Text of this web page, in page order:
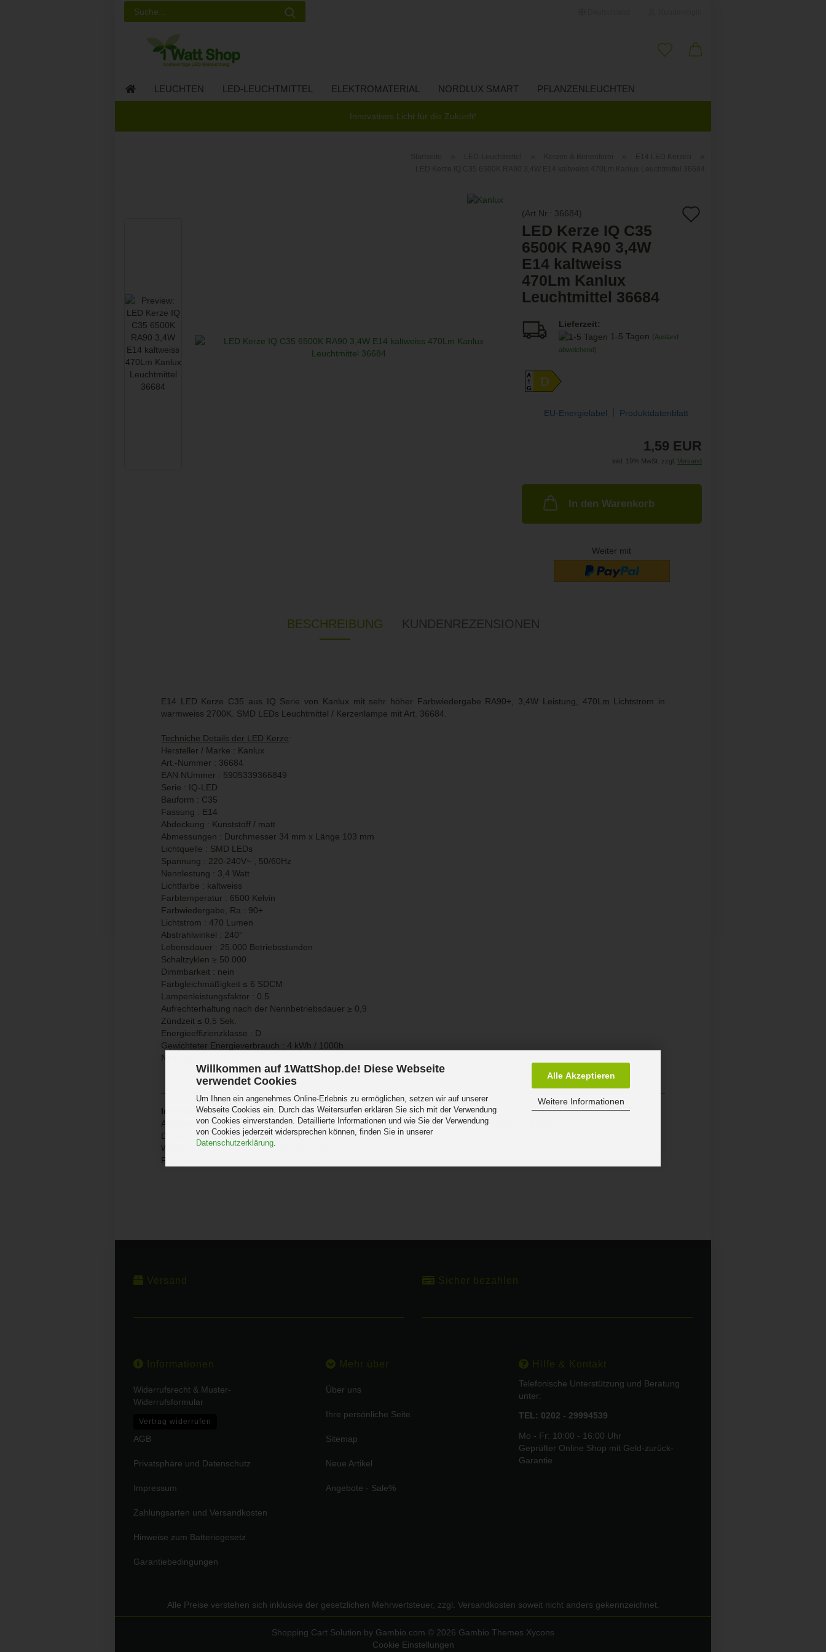
Willkommen auf 1WattShop.de! Diese Webseite
verwendet Cookies
Um Ihnen ein angenehmes Online-Erlebnis zu ermöglichen, setzen wir auf unserer
Webseite Cookies ein. Durch das Weitersurfen erklären Sie sich mit der Verwendung
von Cookies einverstanden. Detaillierte Informationen und wie Sie der Verwendung
von Cookies jederzeit widersprechen können, finden Sie in unserer
Datenschutzerklärung.
Alle Akzeptieren
Weitere Informationen
Innovatives Licht für die Zukunft!
LEUCHTEN LED-LEUCHTMITTEL ELEKTROMATERIAL NORDLUX SMART PFLANZENLEUCHTEN
(Art.Nr.: 36684)
LED Kerze IQ C35
6500K RA90 3,4W
E14 kaltweiss
470Lm Kanlux
Leuchtmittel 36684
Lieferzeit:
1-5 Tagen (Ausland
abweichend)
A
GD
EU-Energielabel Produktdatenblatt
1,59 EUR
inkl. 19% MwSt. zzgl. Versand
In den Warenkorb
Weiter mit
BESCHREIBUNG KUNDENREZENSIONEN
E14 LED Kerze C35 aus IQ Serie von Kanlux mit sehr höher Farbwiedergabe RA90+, 3,4W Leistung, 470Lm Lichtstrom in
warmweiss 2700K. SMD LEDs Leuchtmittel / Kerzenlampe mit Art. 36684.
Techniche Details der LED Kerze:
Hersteller / Marke : Kanlux
Art.-Nummer : 36684
EAN NUmmer : 5905339366849
Serie : IQ-LED
Bauform : C35
Fassung : E14
Abdeckung : Kunststoff / matt
Abmessungen : Durchmesser 34 mm x Länge 103 mm
Lichtquelle : SMD LEDs
Spannung : 220-240V~ , 50/60Hz
Nennlestung : 3,4 Watt
Lichtfarbe : kaltweiss
Farbtemperatur : 6500 Kelvin
Farbwiedergabe, Ra : 90+
Lichtstrom : 470 Lumen
Abstrahlwinkel : 240°
Lebensdauer : 25.000 Betriebsstunden
Schaltzyklen ≥ 50.000
Dimmbarkeit : nein
Farbgleichmäßigkeit ≤ 6 SDCM
Lampenleistungsfaktor : 0.5
Aufrechterhaltung nach der Nennbetriebsdauer ≥ 0,9
Zündzeit ≤ 0,5 Sek.
Energieeffizienzklasse : D
Gewichteter Energieverbrauch : 4 kWh / 1000h
Nettogewicht : 20 g
Information Produktsicherheit
Angaben gem. Hersteller EU-Produktsicherheitsrichtlinie:Kanlux GmbH / IDEAL, Flugplatz 21, 44319
Dortmund,kanlux@kanlux.com
WEEE-Registrierungsnummer DE
Registrierungsnummer für Batterien : DE 45049619
Versand Sicher bezahlen
Informationen
Widerrufsrecht & Muster-
Widerrufsformular
Vertrag widerrufen
AGB
Privatsphäre und Datenschutz
Impressum
Zahlungsarten und Versandkosten
Hinweise zum Batteriegesetz
Garantiebedingungen
Mehr über
Über uns
Ihre persönliche Seite
Sitemap
Neue Artikel
Angebote - Sale%
Hilfe & Kontakt
Telefonische Unterstützung und Beratung
unter:
TEL: 0202 - 29994539
Mo - Fr: 10:00 - 16:00 Uhr
Geprüfter Online Shop mit Geld-zurück-
Garantie.
Alle Preise verstehen sich inklusive der gesetzlichen Mehrwertsteuer, zzgl. Versandkosten soweit nicht anders gekennzeichnet.
Shopping Cart Solution by Gambio.com © 2026 Gambio Themes Xycons
Cookie Einstellungen